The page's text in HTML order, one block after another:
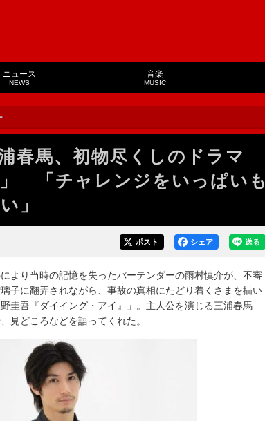
ニュース
NEWS
音楽
MUSIC
春馬、初物尽くしのドラマ
「チャレンジをいっぱいも
」
送る
シェア
ポスト
り当時の記憶を失ったバーテンダーの雨村慎介が、不審
子に翻弄されながら、事故の真相にたどり着くさまを描い
圭吾『ダイイング・アイ』」。主人公を演じる三浦春馬
見どころなどを語ってくれた。